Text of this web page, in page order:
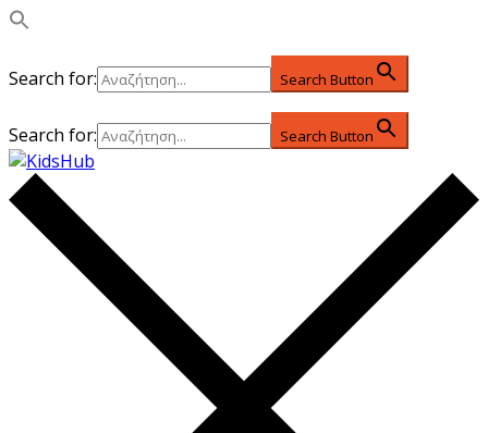
Search for: Search Button
Search for: Search Button